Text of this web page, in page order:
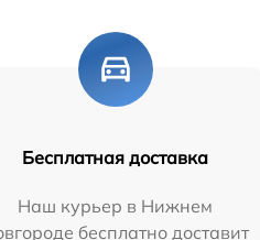
Бесплатная доставка
Наш курьер в Нижнем
бесплатно доставит